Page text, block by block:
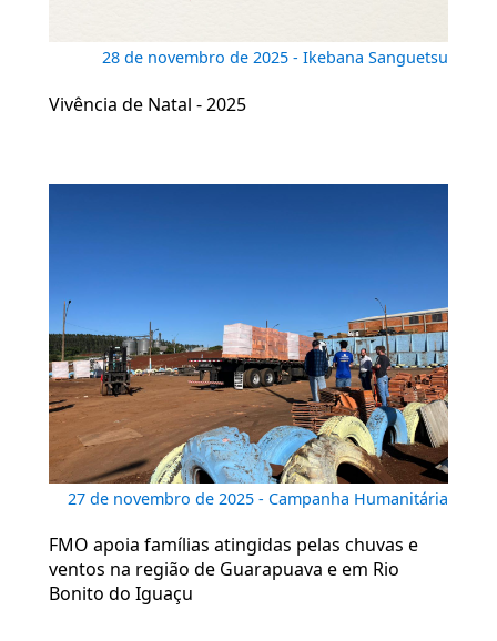
28 de novembro de 2025 - Ikebana Sanguetsu
Vivência de Natal - 2025
27 de novembro de 2025 - Campanha Humanitária
FMO apoia famílias atingidas pelas chuvas e
ventos na região de Guarapuava e em Rio
Bonito do Iguaçu